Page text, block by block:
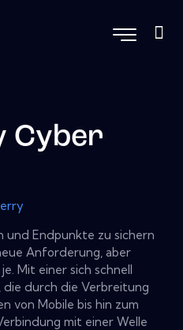
Cyber
und Endpunkte zu sichern
Anforderung, aber
Mit einer sich schnell
durch die Verbreitung
von Mobile bis hin zum
mit einer Welle